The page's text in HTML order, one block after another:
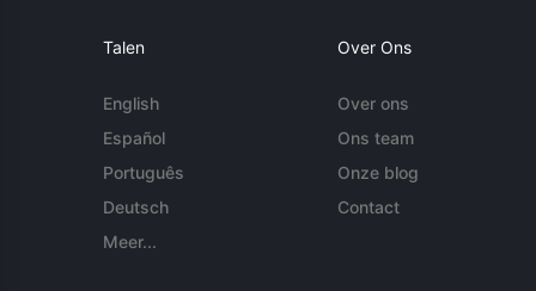
Talen
English
Español
Português
Deutsch
Meer...
Over Ons
Over ons
Ons team
Onze blog
Contact